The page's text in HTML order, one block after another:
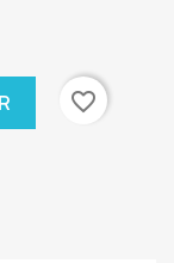
favorite_border